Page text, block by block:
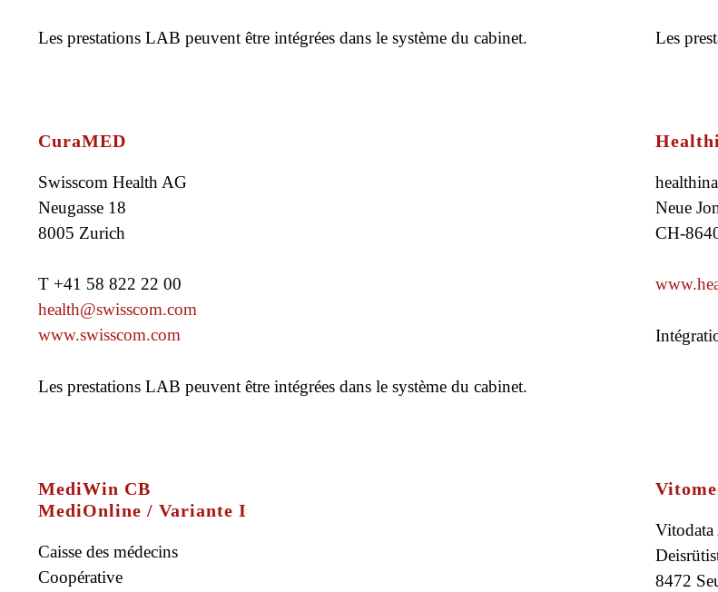
Les prestations LAB peuvent être intégrées dans le système du cabinet. Les
CuraMED
Swisscom Health AG
Neugasse 18
8005 Zurich
T +41 58 822 22 00
health@swisscom.com
www.swisscom.com
Les prestations LAB peuvent être intégrées dans le système du cabinet.
Neue
CH-
MediWin CB
MediOnline / Variante I
Caisse des médecins
Coopérative
Vitodata
8472